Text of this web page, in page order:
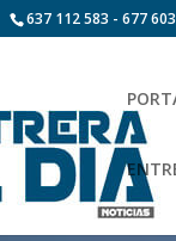
637 112 583 - 677